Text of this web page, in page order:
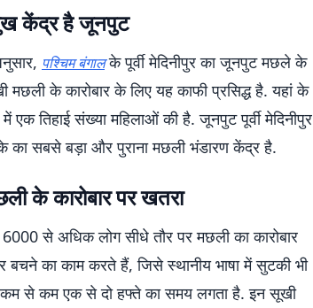
केंद्र है जूनपुट
पश्चिम बंगालके पूर्वी मेदिनीपुर का जूनपुट मछले के
के कारोबार के लिए यह काफी प्रसिद्ध है. यहां के
एक तिहाई संख्या महिलाओं की है. जूनपुट पूर्वी मेदिनीपुर
सबसे बड़ा और पुराना मछली भंडारण केंद्र है.
के कारोबार पर खतरा
से अधिक लोग सीधे तौर पर मछली का कारोबार
का काम करते हैं, जिसे स्थानीय भाषा में सुटकी भी
कम से कम एक से दो हफ्ते का समय लगता है. इन सूखी